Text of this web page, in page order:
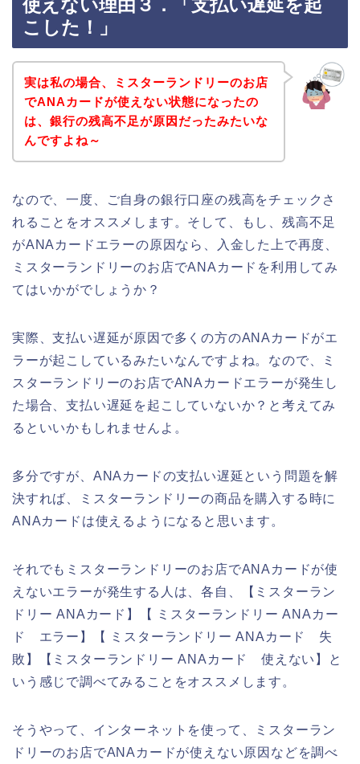
使えない理由３．「支払い遅延を起
こした！」
実は私の場合、ミスターランドリーのお店
でANAカードが使えない状態になったの
は、銀行の残高不足が原因だったみたいな
んですよね～
なので、一度、ご自身の銀行口座の残高をチェックさ
れることをオススメします。そして、もし、残高不足
がANAカードエラーの原因なら、入金した上で再度、
ミスターランドリーのお店でANAカードを利用してみ
てはいかがでしょうか？
実際、支払い遅延が原因で多くの方のANAカードがエ
ラーが起こしているみたいなんですよね。なので、ミ
スターランドリーのお店でANAカードエラーが発生し
た場合、支払い遅延を起こしていないか？と考えてみ
るといいかもしれませんよ。
多分ですが、ANAカードの支払い遅延という問題を解
決すれば、ミスターランドリーの商品を購入する時に
ANAカードは使えるようになると思います。
それでもミスターランドリーのお店でANAカードが使
えないエラーが発生する人は、各自、【ミスターラン
ドリー ANAカード】【 ミスターランドリー ANAカー
ド エラー】【 ミスターランドリー ANAカード 失
敗】【ミスターランドリー ANAカード 使えない】と
いう感じで調べてみることをオススメします。
そうやって、インターネットを使って、ミスターラン
ドリーのお店でANAカードが使えない原因などを調べ